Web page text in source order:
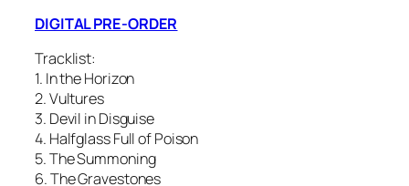
DIGITAL PRE-ORDER
Tracklist:
1. In the Horizon
2. Vultures
3. Devil in Disguise
4. Halfglass Full of Poison
5. The Summoning
6. The Gravestones